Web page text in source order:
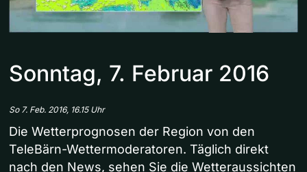
Sonntag, 7. Februar 2016
So 7. Feb. 2016, 16.15 Uhr
Die Wetterprognosen der Region von den
TeleBärn-Wettermoderatoren. Täglich direkt
nach den News, sehen Sie die Wetteraussichten